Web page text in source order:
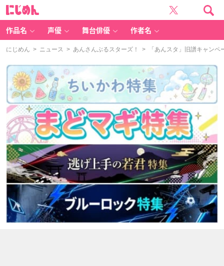
作品名 声優 舞台俳優 作者名
にじめん > ニュース > あんさんぶるスターズ！ > 「あんスタ」旧譜キャンペ